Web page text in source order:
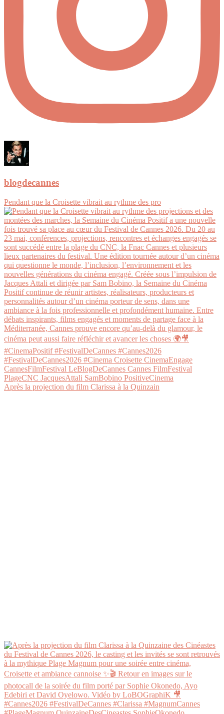
blogdecannes
Pendant que la Croisette vibrait au rythme des pro
Après la projection du film Clarissa à la Quinzain